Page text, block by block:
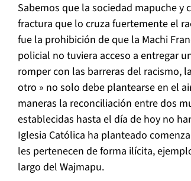
Sabemos que la sociedad mapuche y
fractura que lo cruza fuertemente el
fue la prohibición de que la Machi
policial no tuviera acceso a entregar
romper con las barreras del racismo,
otro » no solo debe plantearse en el
maneras la reconciliación entre dos
establecidas hasta el día de hoy no
Iglesia Católica ha planteado
les pertenecen de forma ilícita,
largo del Wajmapu.